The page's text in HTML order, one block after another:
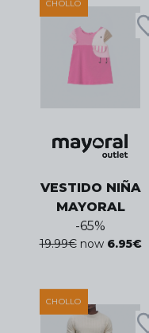
CHOLLO
VESTIDO NIÑA
MAYORAL
-65%
19.99€ now 6.95€
CHOLLO